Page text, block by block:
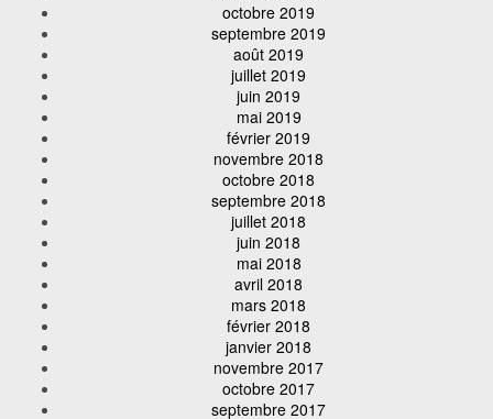
octobre 2019
septembre 2019
août 2019
juillet 2019
juin 2019
mai 2019
février 2019
novembre 2018
octobre 2018
septembre 2018
juillet 2018
juin 2018
mai 2018
avril 2018
mars 2018
février 2018
janvier 2018
novembre 2017
octobre 2017
septembre 2017